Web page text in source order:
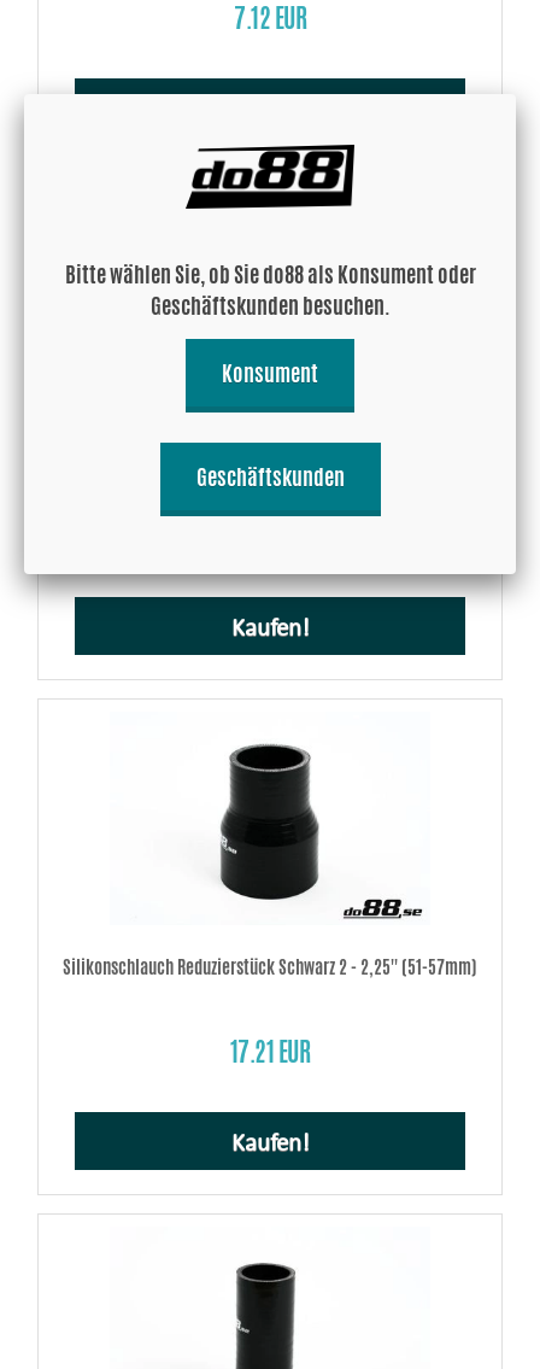
7.12 EUR
Kaufen!
Silikonschlauch Reduzierstück Schwarz 2 - 2,25'' (51-57mm)
17.21 EUR
Kaufen!
Bitte wählen Sie, ob Sie do88 als Konsument oder
Geschäftskunden besuchen.
Konsument
Geschäftskunden